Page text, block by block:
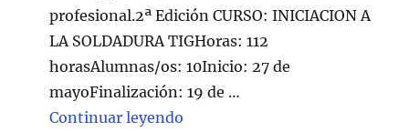
profesional.2ª Edición CURSO: INICIACION A
LA SOLDADURA TIGHoras: 112
horasAlumnas/os: 10Inicio: 27 de
mayoFinalización: 19 de …
Continuar leyendo